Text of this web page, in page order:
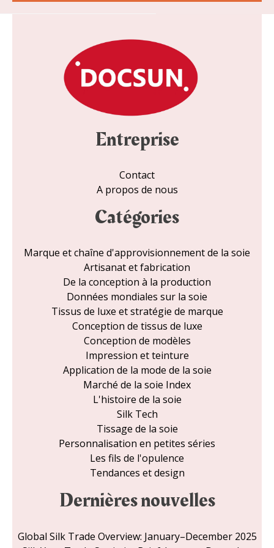
Entreprise
Contact
A propos de nous
Catégories
Marque et chaîne d'approvisionnement de la soie
Artisanat et fabrication
De la conception à la production
Données mondiales sur la soie
Tissus de luxe et stratégie de marque
Conception de tissus de luxe
Conception de modèles
Impression et teinture
Application de la mode de la soie
Marché de la soie Index
L'histoire de la soie
Silk Tech
Tissage de la soie
Personnalisation en petites séries
Les fils de l'opulence
Tendances et design
Dernières nouvelles
Global Silk Trade Overview: January–December 2025